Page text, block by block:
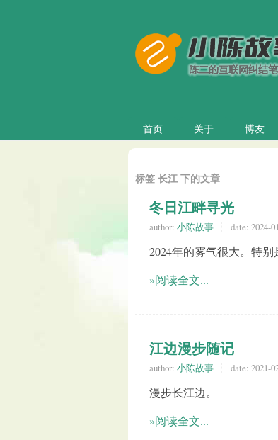
首页 关于 博友
标签 长江 下的文章
冬日江畔寻光
author: 小陈故事 date: 2024-
2024年的雾气很大。特
»阅读全文...
江边漫步随记
author: 小陈故事 date: 2021-
漫步长江边。
»阅读全文...